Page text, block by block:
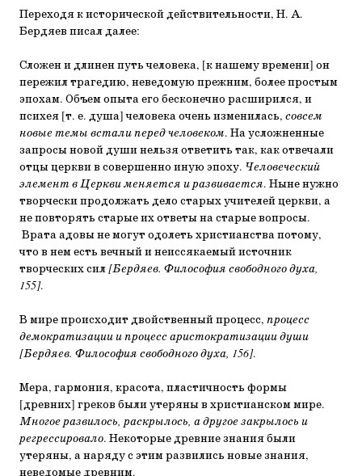
Переходя к исторической действительности, Н. А.
Бердяев писал далее:
Сложен и длинен путь человека, [к нашему времени] он
пережил трагедию, неведомую прежним, более простым
эпохам. Объем опыта его бесконечно расширился, и
психея [т. е. душа] человека очень изменилась, совсем
новые темы встали перед человеком. На усложненные
запросы новой души нельзя ответить так, как отвечали
отцы церкви в совершенно иную эпоху. Человеческий
элемент в Церкви меняется и развивается. Ныне нужно
творчески продолжать дело старых учителей церкви, а
не повторять старые их ответы на старые вопросы.
Врата адовы не могут одолеть христианства потому,
что в нем есть вечный и неиссякаемый источник
творческих сил[Бердяев. Философия свободного духа,
155].
В мире происходит двойственный процесс, процесс
демократизации и процесс аристократизации души
[Бердяев. Философия свободного духа, 156].
Мера, гармония, красота, пластичность формы
[древних] греков были утеряны в христианском мире.
Многое развилось, раскрылось, а другое закрылось и
регрессировало. Некоторые древние знания были
утеряны, а наряду с этим развились новые знания,
неведомые древним.